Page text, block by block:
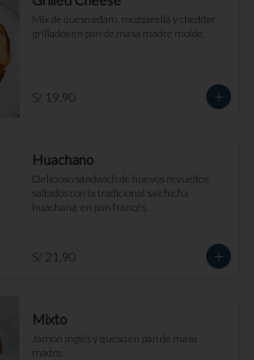
Mix de queso edam, mozzarella y cheddar
grillados en pan de masa madre molde.
S/ 19.90
Huachano
Delicioso sándwich de huevos revueltos
saltados con la tradicional salchicha
huachana  en pan francés.
S/ 21.90
Mixto
Jamón inglés y queso en pan de masa
madre.